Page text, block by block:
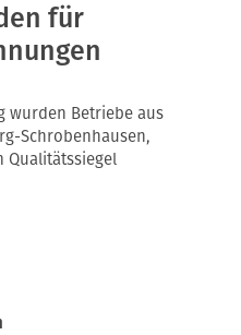
für
wurden Betriebe aus
Schrobenhausen,
Qualitätssiegel